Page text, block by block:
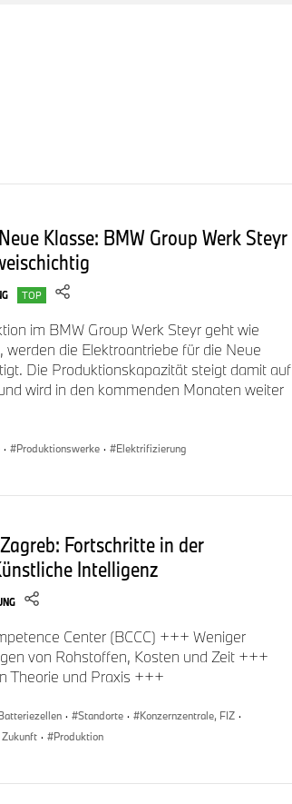
Klasse: BMW Group Werk Steyr
TOP
im BMW Group Werk Steyr geht wie
die Elektroantriebe für die Neue
Die Produktionskapazität steigt damit auf
wird in den kommenden Monaten weiter
· Produktionswerke · Elektrifizierung
Fortschritte in der
Intelligenz
Center (BCCC) +++ Weniger
von Rohstoffen, Kosten und Zeit +++
Theorie und Praxis +++
· Standorte · Konzernzentrale, FIZ ·
· Produktion